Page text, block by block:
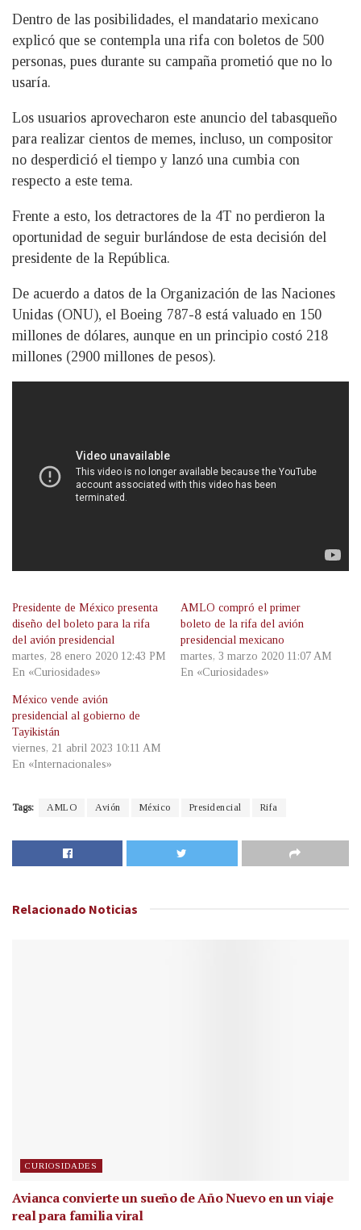
Dentro de las posibilidades, el mandatario mexicano
explicó que se contempla una rifa con boletos de 500
personas, pues durante su campaña prometió que no lo
usaría.
Los usuarios aprovecharon este anuncio del tabasqueño
para realizar cientos de memes, incluso, un compositor
no desperdició el tiempo y lanzó una cumbia con
respecto a este tema.
Frente a esto, los detractores de la 4T no perdieron la
oportunidad de seguir burlándose de esta decisión del
presidente de la República.
De acuerdo a datos de la Organización de las Naciones
Unidas (ONU), el Boeing 787-8 está valuado en 150
millones de dólares, aunque en un principio costó 218
millones (2900 millones de pesos).
Presidente de México presenta
diseño del boleto para la rifa
del avión presidencial
martes, 28 enero 2020 12:43 PM
En «Curiosidades»
AMLO compró el primer
boleto de la rifa del avión
presidencial mexicano
martes, 3 marzo 2020 11:07 AM
En «Curiosidades»
México vende avión
presidencial al gobierno de
Tayikistán
viernes, 21 abril 2023 10:11 AM
En «Internacionales»
Tags: AMLO Avión México Presidencial Rifa
Relacionado Noticias
CURIOSIDADES
Avianca convierte un sueño de Año Nuevo en un viaje
real para familia viral